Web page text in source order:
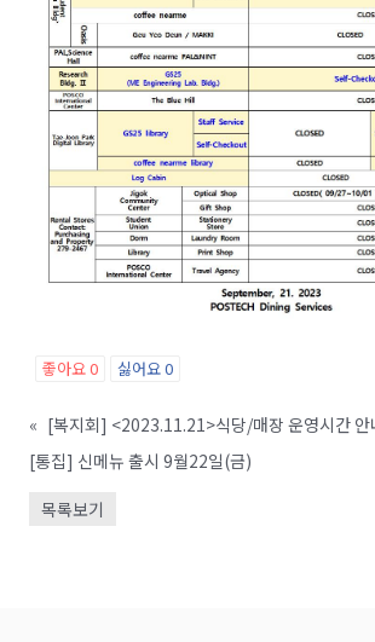
좋아요0 싫어요0
«
[통집] 신메뉴 출시 9월22일(금)
목록보기